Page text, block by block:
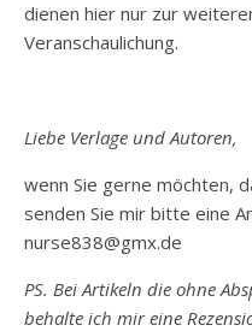
dienen hier nur zur
Veranschaulichung.
Liebe Verlage und Autoren,
wenn Sie gerne möchten,
senden Sie mir bitte eine
nurse838@gmx.de
PS. Bei Artikeln die ohne
behalte ich mir eine